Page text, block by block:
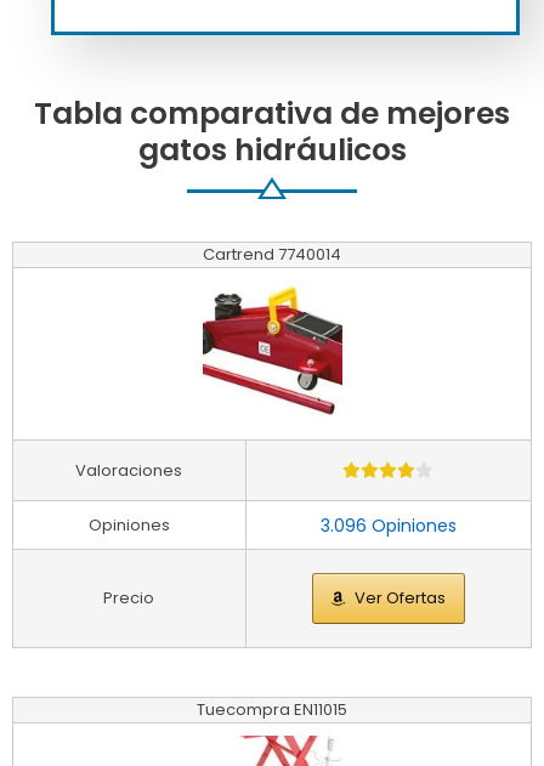
Tabla comparativa de mejores
gatos hidráulicos
Cartrend 7740014
3.096 Opiniones
Ver Ofertas
Valoraciones
Opiniones
Precio
Tuecompra EN11015